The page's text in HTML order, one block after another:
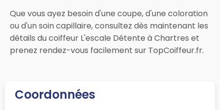
Que vous ayez besoin d'une coupe, d'une coloration
ou d'un soin capillaire, consultez dès maintenant les
détails du coiffeur L'escale Détente à Chartres et
prenez rendez-vous facilement sur TopCoiffeur.fr.
Coordonnées